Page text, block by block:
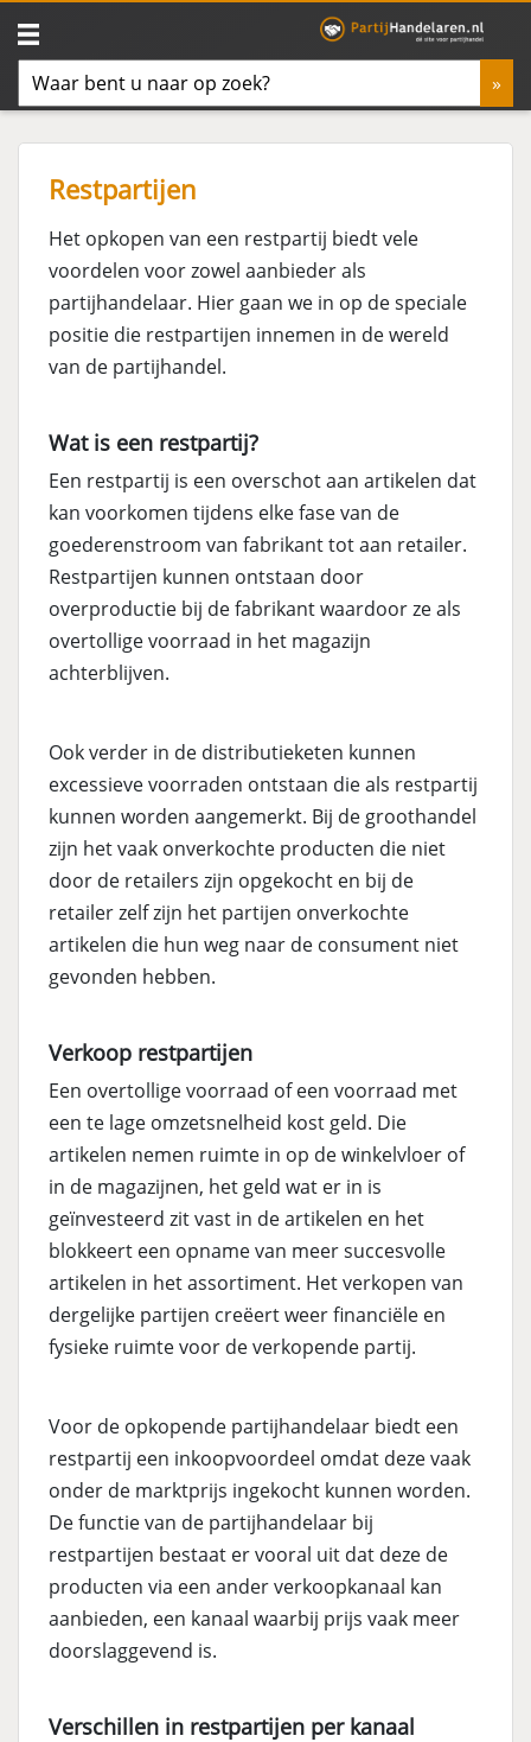
Restpartijen
Het opkopen van een restpartij biedt vele
voordelen voor zowel aanbieder als
partijhandelaar. Hier gaan we in op de speciale
positie die restpartijen innemen in de wereld
van de partijhandel.
Wat is een restpartij?
Een restpartij is een overschot aan artikelen dat
kan voorkomen tijdens elke fase van de
goederenstroom van fabrikant tot aan retailer.
Restpartijen kunnen ontstaan door
overproductie bij de fabrikant waardoor ze als
overtollige voorraad in het magazijn
achterblijven.
Ook verder in de distributieketen kunnen
excessieve voorraden ontstaan die als restpartij
kunnen worden aangemerkt. Bij de groothandel
zijn het vaak onverkochte producten die niet
door de retailers zijn opgekocht en bij de
retailer zelf zijn het partijen onverkochte
artikelen die hun weg naar de consument niet
gevonden hebben.
Verkoop restpartijen
Een overtollige voorraad of een voorraad met
een te lage omzetsnelheid kost geld. Die
artikelen nemen ruimte in op de winkelvloer of
in de magazijnen, het geld wat er in is
geïnvesteerd zit vast in de artikelen en het
blokkeert een opname van meer succesvolle
artikelen in het assortiment. Het verkopen van
dergelijke partijen creëert weer financiële en
fysieke ruimte voor de verkopende partij.
Voor de opkopende partijhandelaar biedt een
restpartij een inkoopvoordeel omdat deze vaak
onder de marktprijs ingekocht kunnen worden.
De functie van de partijhandelaar bij
restpartijen bestaat er vooral uit dat deze de
producten via een ander verkoopkanaal kan
aanbieden, een kanaal waarbij prijs vaak meer
doorslaggevend is.
Verschillen in restpartijen per kanaal